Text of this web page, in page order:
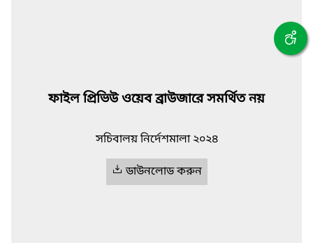
ফাইল প্রিভিউ ওয়েব ব্রাউজারে সমর্থিত নয়
সচিবালয় নির্দেশমালা ২০২৪
ডাউনলোড করুন